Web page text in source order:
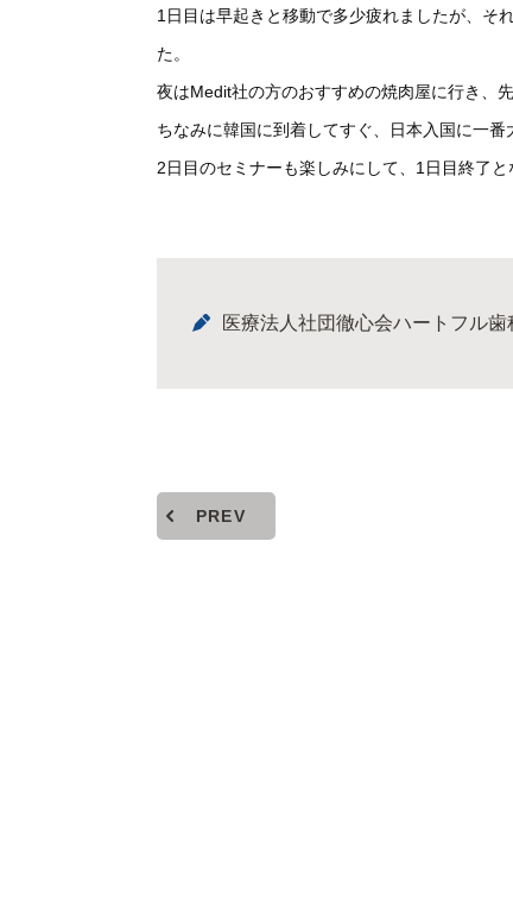
1日目は早起きと移動で多少疲れましたが、そ
た。
夜はMedit社の方のおすすめの焼肉屋に行き、
ちなみに韓国に到着してすぐ、日本入国に一番
2日目のセミナーも楽しみにして、1日目終了と
医療法人社団徹心会ハートフル歯
PREV